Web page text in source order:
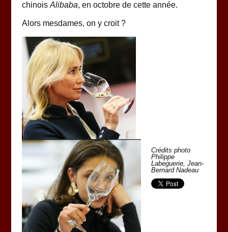
chinoisAlibaba, en octobre de cette année.
Alors mesdames, on y croit ?
Crédits photo
Philippe
Labeguerie, Jean-
Bernard Nadeau